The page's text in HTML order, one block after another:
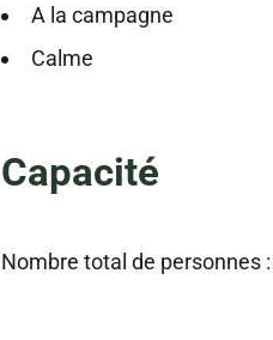
A la campagne
Calme
Capacité
Nombre total de personnes